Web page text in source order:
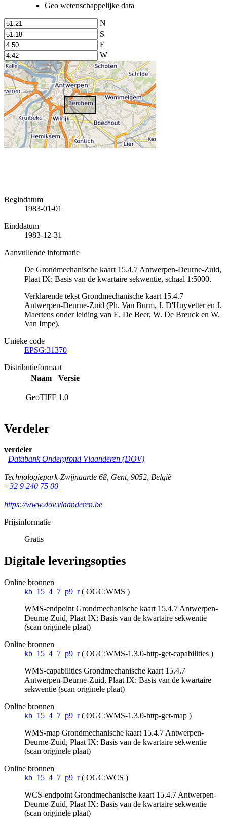
Geo wetenschappelijke data
N
S
E
W
Begindatum
1983-01-01
Einddatum
1983-12-31
Aanvullende informatie
De Grondmechanische kaart 15.4.7 Antwerpen-Deurne-Zuid,
Plaat IX: Basis van de kwartaire sekwentie, schaal 1:5000.
Verklarende tekst Grondmechanische kaart 15.4.7
Antwerpen-Deurne-Zuid (Ph. Van Burm, J. D'Huyvetter en J.
Maertens onder leiding van E. De Beer, W. De Breuck en W.
Van Impe).
Unieke code
EPSG:31370
Distributieformaat
Naam
Versie
GeoTIFF 1.0
Verdeler
verdeler
Databank Ondergrond Vlaanderen (DOV)
Technologiepark-Zwijnaarde 68, Gent, 9052, België
+32 9 240 75 00
https://www.dov.vlaanderen.be
Prijsinformatie
Gratis
Digitale leveringsopties
Online bronnen
kb_15_4_7_p9_r ( OGC:WMS )
WMS-endpoint Grondmechanische kaart 15.4.7 Antwerpen-
Deurne-Zuid, Plaat IX: Basis van de kwartaire sekwentie
(scan originele plaat)
Online bronnen
kb_15_4_7_p9_r ( OGC:WMS-1.3.0-http-get-capabilities )
WMS-capabilities Grondmechanische kaart 15.4.7
Antwerpen-Deurne-Zuid, Plaat IX: Basis van de kwartaire
sekwentie (scan originele plaat)
Online bronnen
kb_15_4_7_p9_r ( OGC:WMS-1.3.0-http-get-map )
WMS-map Grondmechanische kaart 15.4.7 Antwerpen-
Deurne-Zuid, Plaat IX: Basis van de kwartaire sekwentie
(scan originele plaat)
Online bronnen
kb_15_4_7_p9_r ( OGC:WCS )
WCS-endpoint Grondmechanische kaart 15.4.7 Antwerpen-
Deurne-Zuid, Plaat IX: Basis van de kwartaire sekwentie
(scan originele plaat)